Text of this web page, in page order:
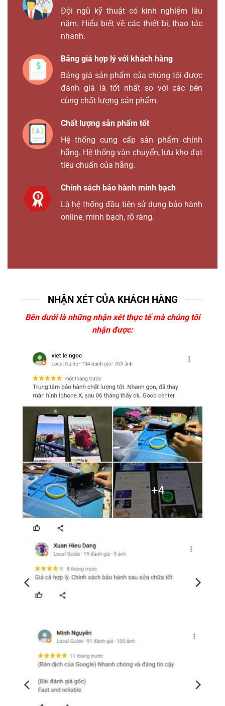
Đội ngũ kỹ thuật có kinh nghiệm lâu
năm. Hiểu biết về các thiết bị, thao tác
nhanh.
Bảng giá hợp lý với khách hàng
Bảng giá sản phẩm của chúng tôi được
đánh giá là tốt nhất so với các bên
cùng chất lượng sản phẩm.
Chất lượng sản phẩm tốt
Hệ thống cung cấp sản phẩm chính
hãng. Hệ thống vận chuyển, lưu kho đạt
tiêu chuẩn của hãng.
Chính sách bảo hành minh bạch
Là hệ thống đầu tiên sử dụng bảo hành
online, minh bạch, rõ ràng.
NHẬN XÉT CỦA KHÁCH HÀNG
Bên dưới là những nhận xét thực tế mà chúng tôi
nhận được: